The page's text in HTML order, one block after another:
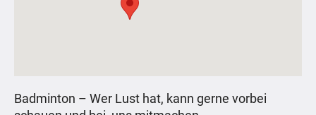
Badminton – Wer Lust hat, kann gerne vorbei